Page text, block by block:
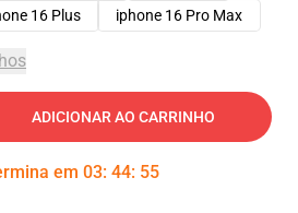
16 Plus iphone 16 Pro Max
ADICIONAR AO CARRINHO
em 03: 44: 54